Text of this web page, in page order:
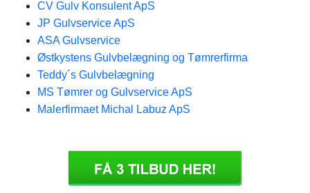
CV Gulv Konsulent ApS
JP Gulvservice ApS
ASA Gulvservice
Østkystens Gulvbelægning og Tømrerfirma
Teddy´s Gulvbelægning
MS Tømrer og Gulvservice ApS
Malerfirmaet Michal Labuz ApS